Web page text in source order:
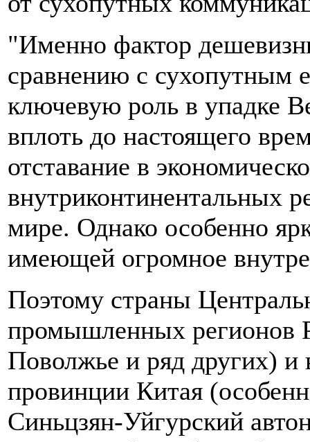
"Именно фактор
сравнению с сухопутным
ключевую роль в упадке
вплоть до настоящего
отставание в
внутриконтинентальных
мире. Однако особенно
имеющей огромное
Поэтому страны
промышленных регионов
Поволжье и ряд других) и
провинции Китая
Синьцзян-Уйгурский